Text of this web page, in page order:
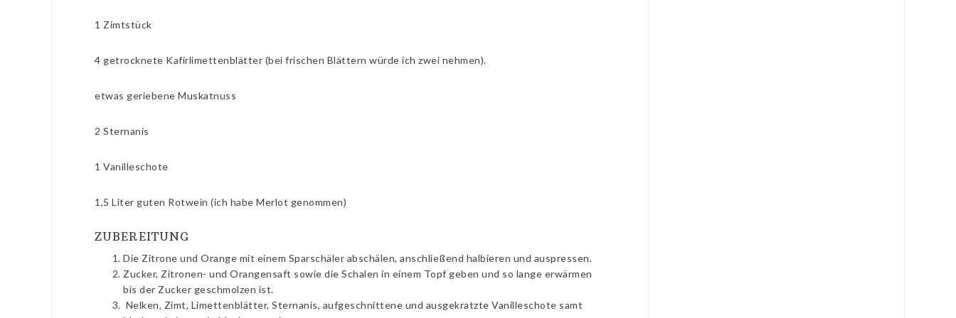
1 Zimtstück
4 getrocknete Kafirlimettenblätter (bei frischen Blättern würde ich zwei nehmen).
etwas geriebene Muskatnuss
2 Sternanis
1 Vanilleschote
1,5 Liter guten Rotwein (ich habe Merlot genommen)
ZUBEREITUNG
Die Zitrone und Orange mit einem Sparschäler abschälen, anschließend halbieren und auspressen.
Zucker, Zitronen- und Orangensaft sowie die Schalen in einem Topf geben und so lange erwärmen
bis der Zucker geschmolzen ist.
Nelken, Zimt, Limettenblätter, Sternanis, aufgeschnittene und ausgekratzte Vanilleschote samt